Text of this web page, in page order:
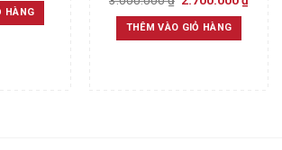
₫.
1.799.000 ₫.
HÀNG
KHOA NHI)
was:
3.000.000 ₫.
THÊM VÀO GIỎ HÀNG